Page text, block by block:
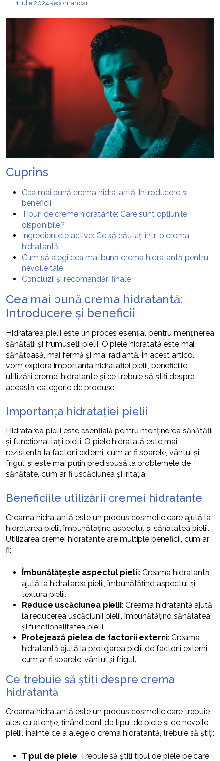
1 iulie 2024Recomandari
Cuprins
Cea mai bună crema hidratantă: Introducere și
beneficii
Tipuri de creme hidratante: Care sunt opțiunile
disponibile?
Ingredientele active: Ce să căutați într-o crema
hidratantă
Cum să alegi cea mai bună crema hidratantă pentru
nevoile tale
Concluzii și recomandări finale
Cea mai bună crema hidratantă:
Introducere și beneficii
Hidratarea pielii este un proces esențial pentru menținerea
sănătății și frumuseții pielii. O piele hidratată este mai
sănătoasă, mai fermă și mai radiantă. În acest articol,
vom explora importanța hidratației pielii, beneficiile
utilizării cremei hidratante și ce trebuie să știți despre
această categorie de produse.
Importanța hidratației pielii
Hidratarea pielii este esențială pentru menținerea sănătății
și funcționalității pielii. O piele hidratată este mai
rezistentă la factorii externi, cum ar fi soarele, vântul și
frigul, și este mai puțin predispusă la problemele de
sănătate, cum ar fi uscăciunea și iritația.
Beneficiile utilizării cremei hidratante
Creama hidratantă este un produs cosmetic care ajută la
hidratarea pielii, îmbunătățind aspectul și sănătatea pielii.
Utilizarea cremei hidratante are multiple beneficii, cum ar
fi:
Îmbunătățește aspectul pielii: Creama hidratantă
ajută la hidratarea pielii, îmbunătățind aspectul și
textura pielii.
Reduce uscăciunea pielii: Creama hidratantă ajută
la reducerea uscăciunii pielii, îmbunătățind sănătatea
și funcționalitatea pielii.
Protejează pielea de factorii externi: Creama
hidratantă ajută la protejarea pielii de factorii externi,
cum ar fi soarele, vântul și frigul.
Ce trebuie să știți despre crema
hidratantă
Creama hidratantă este un produs cosmetic care trebuie
ales cu atenție, ținând cont de tipul de piele și de nevoile
pielii. Înainte de a alege o crema hidratantă, trebuie să știți:
Tipul de piele: Trebuie să știți tipul de piele pe care